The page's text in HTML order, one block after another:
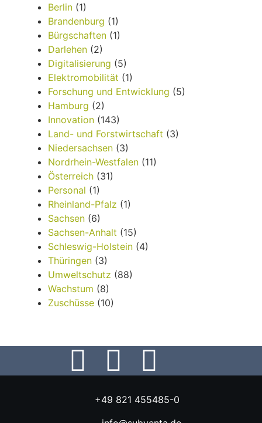
Berlin (1)
Brandenburg (1)
Bürgschaften (1)
Darlehen (2)
Digitalisierung (5)
Elektromobilität (1)
Forschung und Entwicklung (5)
Hamburg (2)
Innovation (143)
Land- und Forstwirtschaft (3)
Niedersachsen (3)
Nordrhein-Westfalen (11)
Österreich (31)
Personal (1)
Rheinland-Pfalz (1)
Sachsen (6)
Sachsen-Anhalt (15)
Schleswig-Holstein (4)
Thüringen (3)
Umweltschutz (88)
Wachstum (8)
Zuschüsse (10)
+49 821 455485-0